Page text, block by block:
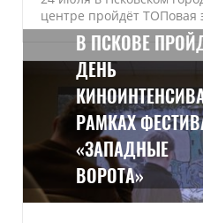
центре пройдёт ТОПовая
В ПСКОВЕ
ДЕНЬ
РАМКАХ
«ЗАПАДНЫЕ
ВОРОТА»